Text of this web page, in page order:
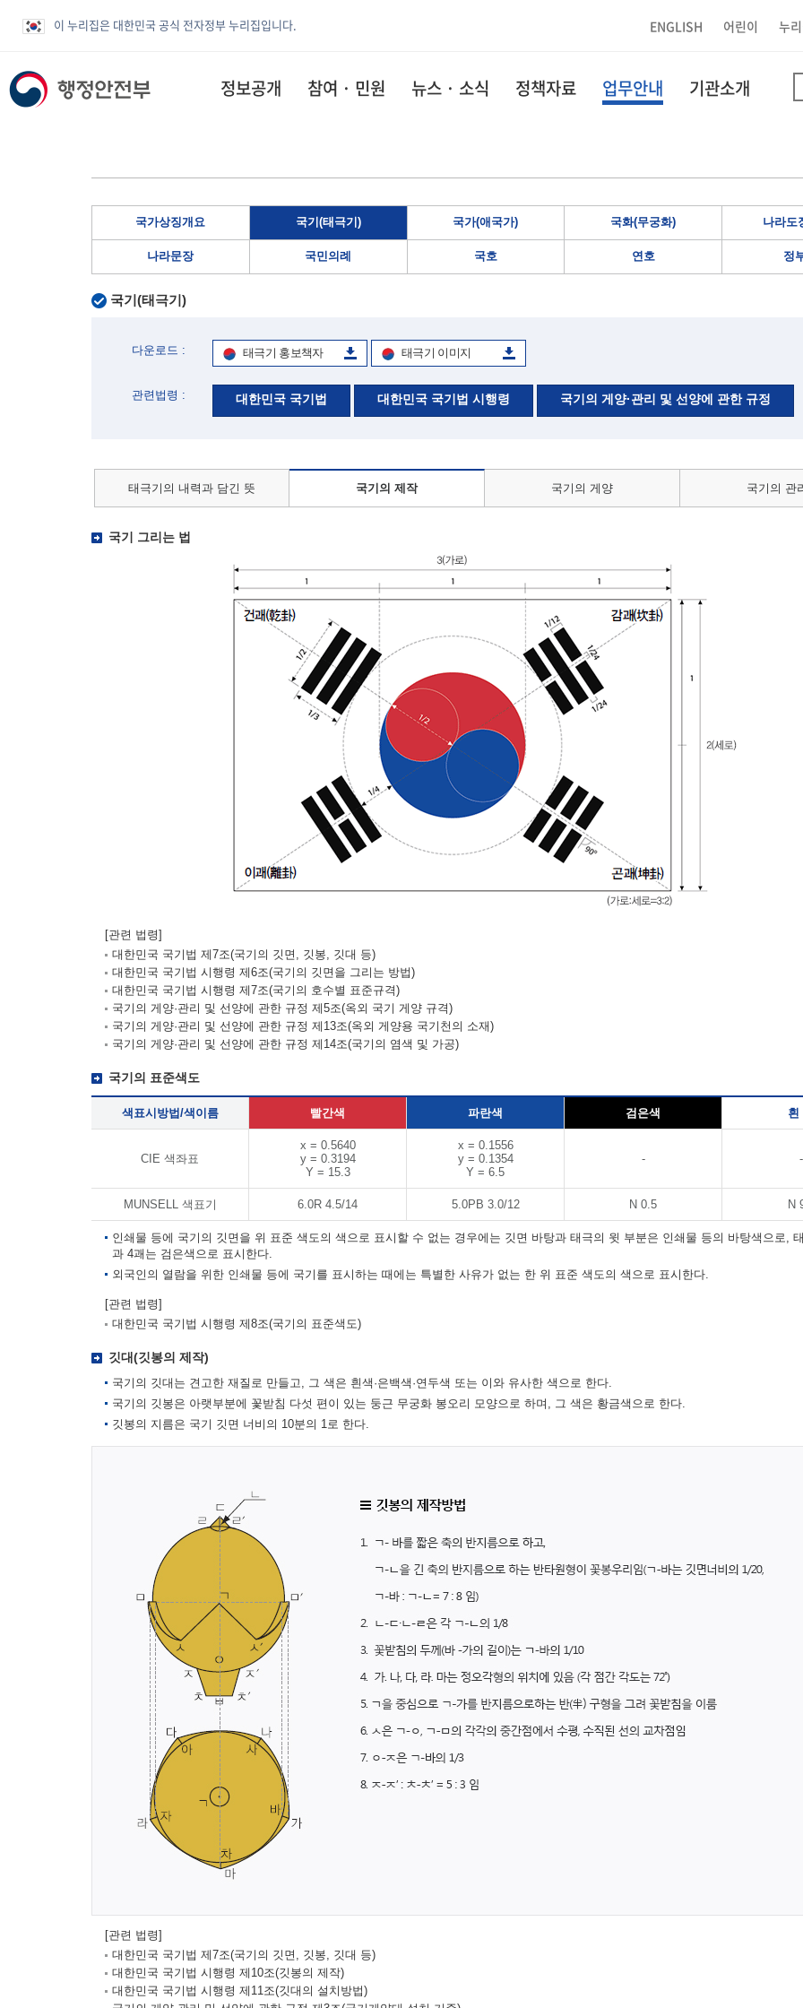
이 누리집은 대한민국 공식 전자정부 누리집입니다. ENGLISH 어린이 누
정보공개 참여 · 민원 뉴스 · 소식 정책자료 업무안내 기관소개
국가상징개요 국기(태극기) 국가(애국가) 국화(무궁화) 나라도
나라문장 국민의례 국호 연호 정
국기(태극기)
다운로드 : 태극기 홍보책자 태극기 이미지
관련법령 : 대한민국 국기법 대한민국 국기법 시행령 국기의 게양·관리 및 선양에 관한 규정
태극기의 내력과 담긴 뜻 국기의 제작 국기의 게양 국기의 관
국기 그리는 법
[관련 법령]
대한민국 국기법 제7조(국기의 깃면, 깃봉, 깃대 등)
대한민국 국기법 시행령 제6조(국기의 깃면을 그리는 방법)
대한민국 국기법 시행령 제7조(국기의 호수별 표준규격)
국기의 게양·관리 및 선양에 관한 규정 제5조(옥외 국기 게양 규격)
국기의 게양·관리 및 선양에 관한 규정 제13조(옥외 게양용 국기천의 소재)
국기의 게양·관리 및 선양에 관한 규정 제14조(국기의 염색 및 가공)
국기의 표준색도
색표시방법/색이름 빨간색 파란색 검은색 흰
CIE 색좌표
x = 0.5640
y = 0.3194
Y = 15.3
x = 0.1556
y = 0.1354
Y = 6.5
- -
MUNSELL 색표기 6.0R 4.5/14 5.0PB 3.0/12 N 0.5 N
인쇄물 등에 국기의 깃면을 위 표준 색도의 색으로 표시할 수 없는 경우에는 깃면 바탕과 태극의 윗 부분은 인쇄물 등의 바탕색으로,
과 4괘는 검은색으로 표시한다.
외국인의 열람을 위한 인쇄물 등에 국기를 표시하는 때에는 특별한 사유가 없는 한 위 표준 색도의 색으로 표시한다.
[관련 법령]
대한민국 국기법 시행령 제8조(국기의 표준색도)
깃대(깃봉의 제작)
국기의 깃대는 견고한 재질로 만들고, 그 색은 흰색·은백색·연두색 또는 이와 유사한 색으로 한다.
국기의 깃봉은 아랫부분에 꽃받침 다섯 편이 있는 둥근 무궁화 봉오리 모양으로 하며, 그 색은 황금색으로 한다.
깃봉의 지름은 국기 깃면 너비의 10분의 1로 한다.
[관련 법령]
대한민국 국기법 제7조(국기의 깃면, 깃봉, 깃대 등)
대한민국 국기법 시행령 제10조(깃봉의 제작)
대한민국 국기법 시행령 제11조(깃대의 설치방법)